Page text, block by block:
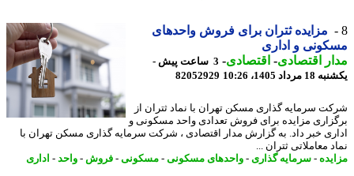
مزایده ثتران برای فروش واحدهای
و اداری
اقتصادی-اقتصادی- 3 ساعت پیش -
1405، 10:26
82052929
سرمایه گذاری مسکن تهران با نماد ثتران از
مزایده برای فروش تعدادی واحد مسکونی و
خبر داد. به گزارش مدار اقتصادی ، شرکت سرمایه گذاری مسکن تهران با
معاملاتی ثتران ...
-سرمایه گذاری- واحدهای مسکونی-مسکونی-فروش -واحد-اداری